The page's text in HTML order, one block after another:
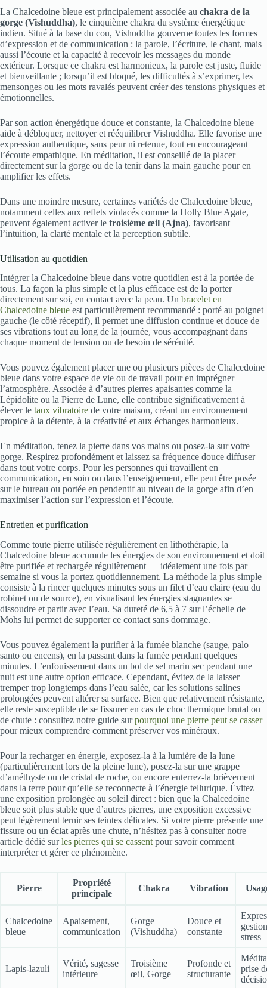
La Chalcedoine bleue est principalement associée au chakra de la
gorge (Vishuddha), le cinquième chakra du système énergétique
indien. Situé à la base du cou, Vishuddha gouverne toutes les formes
d’expression et de communication : la parole, l’écriture, le chant, mais
aussi l’écoute et la capacité à recevoir les messages du monde
extérieur. Lorsque ce chakra est harmonieux, la parole est juste, fluide
et bienveillante ; lorsqu’il est bloqué, les difficultés à s’exprimer, les
mensonges ou les mots ravalés peuvent créer des tensions physiques et
émotionnelles.
Par son action énergétique douce et constante, la Chalcedoine bleue
aide à débloquer, nettoyer et rééquilibrer Vishuddha. Elle favorise une
expression authentique, sans peur ni retenue, tout en encourageant
l’écoute empathique. En méditation, il est conseillé de la placer
directement sur la gorge ou de la tenir dans la main gauche pour en
amplifier les effets.
Dans une moindre mesure, certaines variétés de Chalcedoine bleue,
notamment celles aux reflets violacés comme la Holly Blue Agate,
peuvent également activer le troisième œil (Ajna), favorisant
l’intuition, la clarté mentale et la perception subtile.
Utilisation au quotidien
Intégrer la Chalcedoine bleue dans votre quotidien est à la portée de
tous. La façon la plus simple et la plus efficace est de la porter
directement sur soi, en contact avec la peau. Un bracelet en
Chalcedoine bleue est particulièrement recommandé : porté au poignet
gauche (le côté réceptif), il permet une diffusion continue et douce de
ses vibrations tout au long de la journée, vous accompagnant dans
chaque moment de tension ou de besoin de sérénité.
Vous pouvez également placer une ou plusieurs pièces de Chalcedoine
bleue dans votre espace de vie ou de travail pour en imprégner
l’atmosphère. Associée à d’autres pierres apaisantes comme la
Lépidolite ou la Pierre de Lune, elle contribue significativement à
élever le taux vibratoire de votre maison, créant un environnement
propice à la détente, à la créativité et aux échanges harmonieux.
En méditation, tenez la pierre dans vos mains ou posez-la sur votre
gorge. Respirez profondément et laissez sa fréquence douce diffuser
dans tout votre corps. Pour les personnes qui travaillent en
communication, en soin ou dans l’enseignement, elle peut être posée
sur le bureau ou portée en pendentif au niveau de la gorge afin d’en
maximiser l’action sur l’expression et l’écoute.
Entretien et purification
Comme toute pierre utilisée régulièrement en lithothérapie, la
Chalcedoine bleue accumule les énergies de son environnement et doit
être purifiée et rechargée régulièrement — idéalement une fois par
semaine si vous la portez quotidiennement. La méthode la plus simple
consiste à la rincer quelques minutes sous un filet d’eau claire (eau du
robinet ou de source), en visualisant les énergies stagnantes se
dissoudre et partir avec l’eau. Sa dureté de 6,5 à 7 sur l’échelle de
Mohs lui permet de supporter ce contact sans dommage.
Vous pouvez également la purifier à la fumée blanche (sauge, palo
santo ou encens), en la passant dans la fumée pendant quelques
minutes. L’enfouissement dans un bol de sel marin sec pendant une
nuit est une autre option efficace. Cependant, évitez de la laisser
tremper trop longtemps dans l’eau salée, car les solutions salines
prolongées peuvent altérer sa surface. Bien que relativement résistante,
elle reste susceptible de se fissurer en cas de choc thermique brutal ou
de chute : consultez notre guide surpourquoi une pierre peut se casser
pour mieux comprendre comment préserver vos minéraux.
Pour la recharger en énergie, exposez-la à la lumière de la lune
(particulièrement lors de la pleine lune), posez-la sur une grappe
d’améthyste ou de cristal de roche, ou encore enterrez-la brièvement
dans la terre pour qu’elle se reconnecte à l’énergie tellurique. Évitez
une exposition prolongée au soleil direct : bien que la Chalcedoine
bleue soit plus stable que d’autres pierres, une exposition excessive
peut légèrement ternir ses teintes délicates. Si votre pierre présente une
fissure ou un éclat après une chute, n’hésitez pas à consulter notre
article dédié surles pierres qui se cassent pour savoir comment
interpréter et gérer ce phénomène.
Pierre
Propriété
principale
Chakra Vibration
Chalcedoine
bleue
Apaisement,
communication
Gorge
(Vishuddha)
Douce et
constante
stress
Lapis-lazuli
Vérité, sagesse
intérieure
Troisième
œil, Gorge
Profonde et
structurante
prise